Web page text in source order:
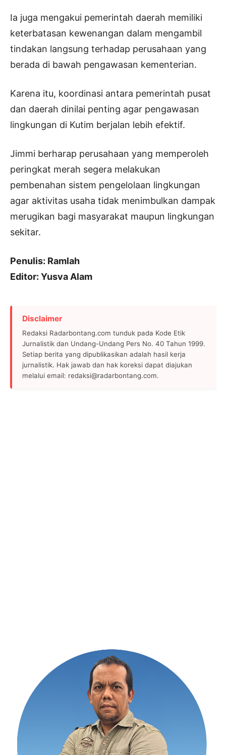
Ia juga mengakui pemerintah daerah memiliki
keterbatasan kewenangan dalam mengambil
tindakan langsung terhadap perusahaan yang
berada di bawah pengawasan kementerian.
Karena itu, koordinasi antara pemerintah pusat
dan daerah dinilai penting agar pengawasan
lingkungan di Kutim berjalan lebih efektif.
Jimmi berharap perusahaan yang memperoleh
peringkat merah segera melakukan
pembenahan sistem pengelolaan lingkungan
agar aktivitas usaha tidak menimbulkan dampak
merugikan bagi masyarakat maupun lingkungan
sekitar.
Penulis: Ramlah
Editor: Yusva Alam
Disclaimer
Redaksi Radarbontang.com tunduk pada Kode Etik
Jurnalistik dan Undang-Undang Pers No. 40 Tahun 1999.
Setiap berita yang dipublikasikan adalah hasil kerja
jurnalistik. Hak jawab dan hak koreksi dapat diajukan
melalui email: redaksi@radarbontang.com.